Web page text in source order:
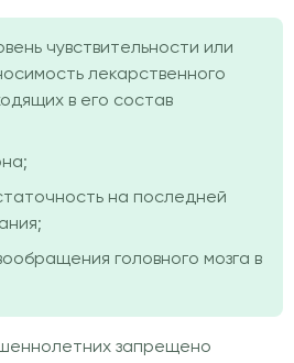
чувствительности или
лекарственного
в его состав
на последней
головного мозга в
запрещено